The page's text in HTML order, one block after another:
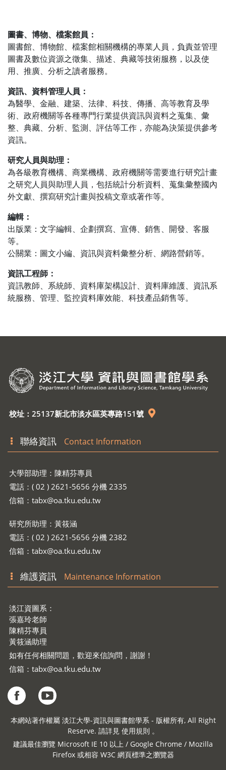
圖書、博物、檔案館員：
圖書館、博物館、檔案館相關機構的專業人員，負責並管理
圖書及數位資源之徵集、描述、典藏等技術服務，以及使
用、推廣、分析之讀者服務。
資訊、資料管理人員：
為醫學、金融、建築、法律、科技、傳播、高等教育及學
術、政府機關等各種專門行業提供資訊與資料之蒐集、彙
整、典藏、分析、監測、評估等工作，亦能為決策提供參考
資訊。
研究人員與助理：
為各級教育機構、商業機構、政府機關等需要進行研究計畫
之研究人員與助理人員，包括統計分析資料、蒐集彙整國內
外文獻、撰寫研究計畫與投稿文章或著作等。
編輯：
出版業：文字編輯、企劃撰寫、宣傳、銷售、開發、客服
等。
公關業：圖文小編、資訊與資料彙整分析、網路營銷等。
資訊工程師：
資訊教師、系統師、資料庫架構設計、資料庫維護、資訊系
統服務、管理、監控資料庫效能、科技產品銷售等。
校址：25137新北市淡水區英專路151號
聯絡資訊 Contact Information
大學部助理：陳精芬專員
電話：( 02 ) 2621-5656 分機 2335
信箱： tabx@oa.tku.edu.tw
研究所助理：黃筱涵
電話：( 02 ) 2621-5656 分機 2382
信箱： tabx@oa.tku.edu.tw
維護資訊 Maintenance Information
淡江資圖系：
張嘉玲老師
陳精芬專員
黃筱涵助理
如有任何相關問題，歡迎來信詢問，謝謝！
信箱： tabx@oa.tku.edu.tw
本網站著作權屬 淡江大學-資訊與圖書館學系 - 版權所有, All Right
Reserve. 請詳見 使用規則 。
建議最佳瀏覽 Microsoft IE 10 以上 / Google Chrome / Mozilla
Firefox 或相容 W3C 網頁標準之瀏覽器